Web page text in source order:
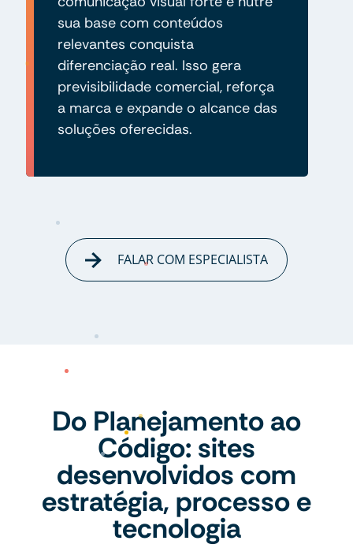
sua base com conteúdos
relevantes conquista
diferenciação real. Isso gera
previsibilidade comercial, reforça
a marca e expande o alcance das
soluções oferecidas.
FALAR COM ESPECIALISTA
Do Planejamento ao
Código: sites
desenvolvidos com
estratégia, processo e
tecnologia